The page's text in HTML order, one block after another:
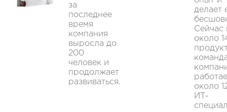
за
последнее
время
компания
выросла до
200
человек и
продолжает
развиваться.
делает
Сейчас
около
около
ИТ-